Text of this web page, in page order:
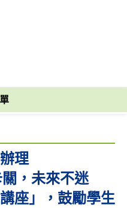
理
，未來不迷
座」，鼓勵學生